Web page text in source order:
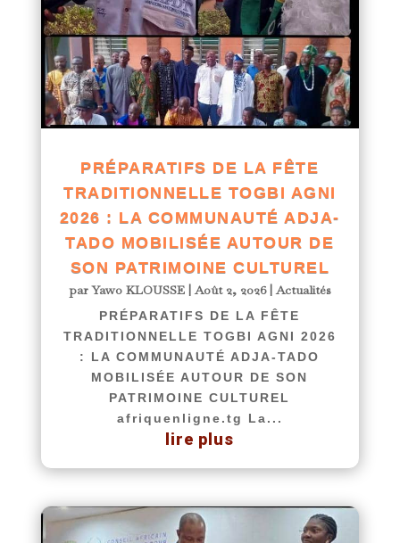
PRÉPARATIFS DE LA FÊTE
TRADITIONNELLE TOGBI AGNI
2026 : LA COMMUNAUTÉ ADJA-
TADO MOBILISÉE AUTOUR DE
SON PATRIMOINE CULTUREL
parYawo KLOUSSE|Août 2, 2026|Actualités
PRÉPARATIFS DE LA FÊTE
TRADITIONNELLE TOGBI AGNI 2026
: LA COMMUNAUTÉ ADJA-TADO
MOBILISÉE AUTOUR DE SON
PATRIMOINE CULTUREL
afriquenligne.tg La...
lire plus